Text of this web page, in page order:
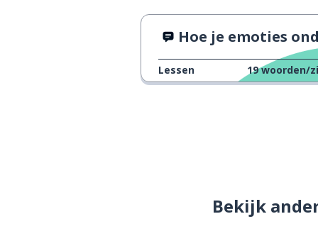
Hoe je emoties onder controle te
Lessen 19 woorden/
Bekijk